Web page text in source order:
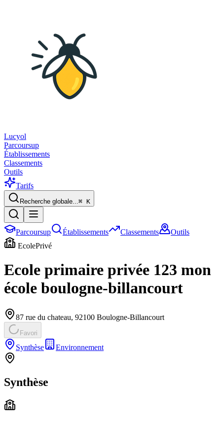
Lucyol
Parcoursup
Établissements
Classements
Outils
Tarifs
Recherche globale...⌘ K
Parcoursup Établissements Classements
Outils
EcolePrivé
Ecole primaire privée 123 mon
école boulogne-billancourt
87 rue du chateau, 92100 Boulogne-Billancourt
Favori
Synthèse Environnement
Synthèse